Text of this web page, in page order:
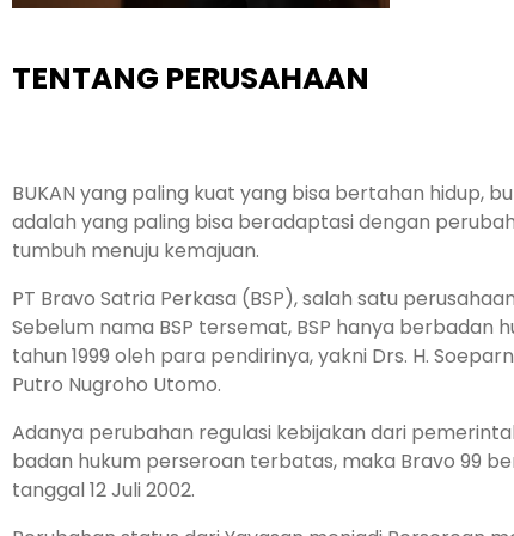
TENTANG PERUSAHAAN
BUKAN yang paling kuat yang bisa bertahan hidup,
adalah yang paling bisa beradaptasi dengan
tumbuh menuju kemajuan.
PT Bravo Satria Perkasa (BSP), salah satu
Sebelum nama BSP tersemat, BSP hanya berbadan
tahun 1999 oleh para pendirinya, yakni Drs. H.
Putro Nugroho Utomo.
Adanya perubahan regulasi kebijakan dari
badan hukum perseroan terbatas, maka Bravo 99
tanggal 12 Juli 2002.